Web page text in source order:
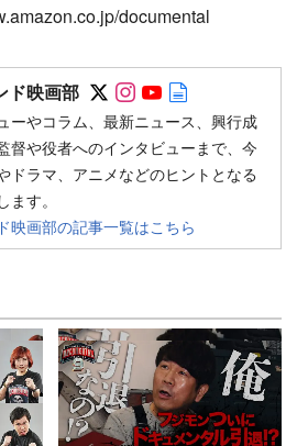
documental
ド映画部 Follow on SNS
Follow on SNS
Follow on
ーやコラム、最新ニュース、興行成
督や役者へのインタビューまで、今
ドラマ、アニメなどのヒントとなる
す。
映画部の記事一覧はこちら